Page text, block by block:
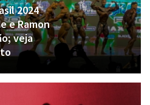
2024
e Ramon
veja